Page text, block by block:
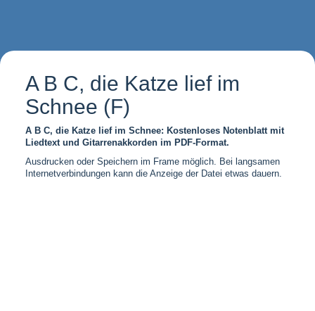
A B C, die Katze lief im
Schnee (F)
A B C, die Katze lief im Schnee: Kostenloses Notenblatt mit
Liedtext und Gitarrenakkorden im PDF-Format.
Ausdrucken oder Speichern im Frame möglich. Bei langsamen
Internetverbindungen kann die Anzeige der Datei etwas dauern.